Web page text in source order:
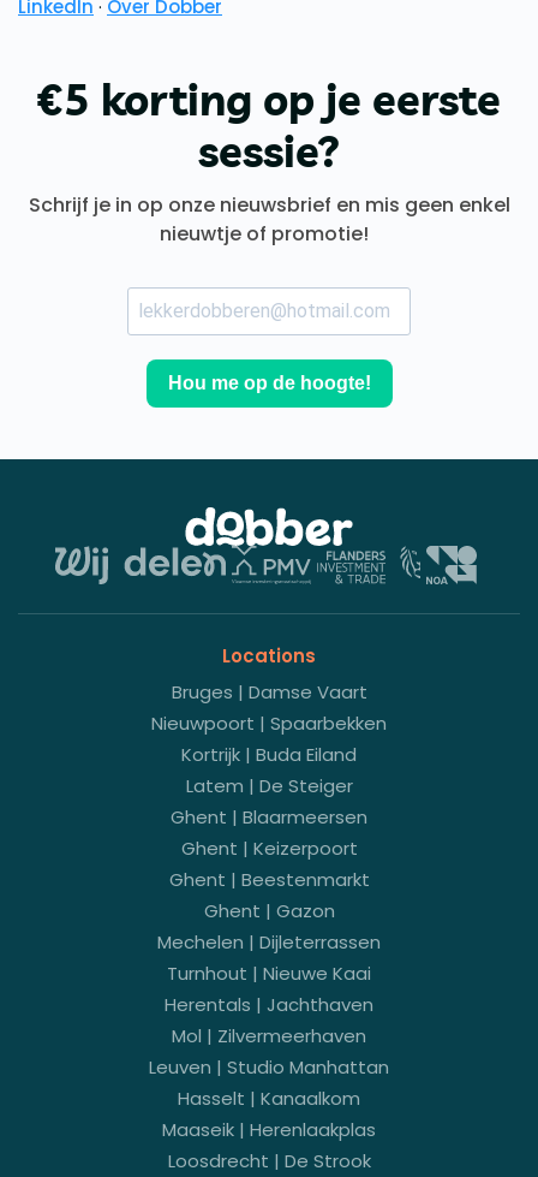
LinkedIn · Over Dobber
€5 korting op je eerste
sessie?
Schrijf je in op onze nieuwsbrief en mis geen enkel
nieuwtje of promotie!
Hou me op de hoogte!
Locations
Bruges | Damse Vaart
Nieuwpoort | Spaarbekken
Kortrijk | Buda Eiland
Latem | De Steiger
Ghent | Blaarmeersen
Ghent | Keizerpoort
Ghent | Beestenmarkt
Ghent | Gazon
Mechelen | Dijleterrassen
Turnhout | Nieuwe Kaai
Herentals | Jachthaven
Mol | Zilvermeerhaven
Leuven | Studio Manhattan
Hasselt | Kanaalkom
Maaseik | Herenlaakplas
Loosdrecht | De Strook